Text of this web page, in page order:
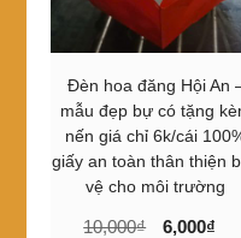
Đèn hoa đăng Hội An
mẫu đẹp bự có tặng
nến giá chỉ 6k/cái
giấy an toàn thân thiện
vệ cho môi trường
10,000₫
Giá
6,000₫